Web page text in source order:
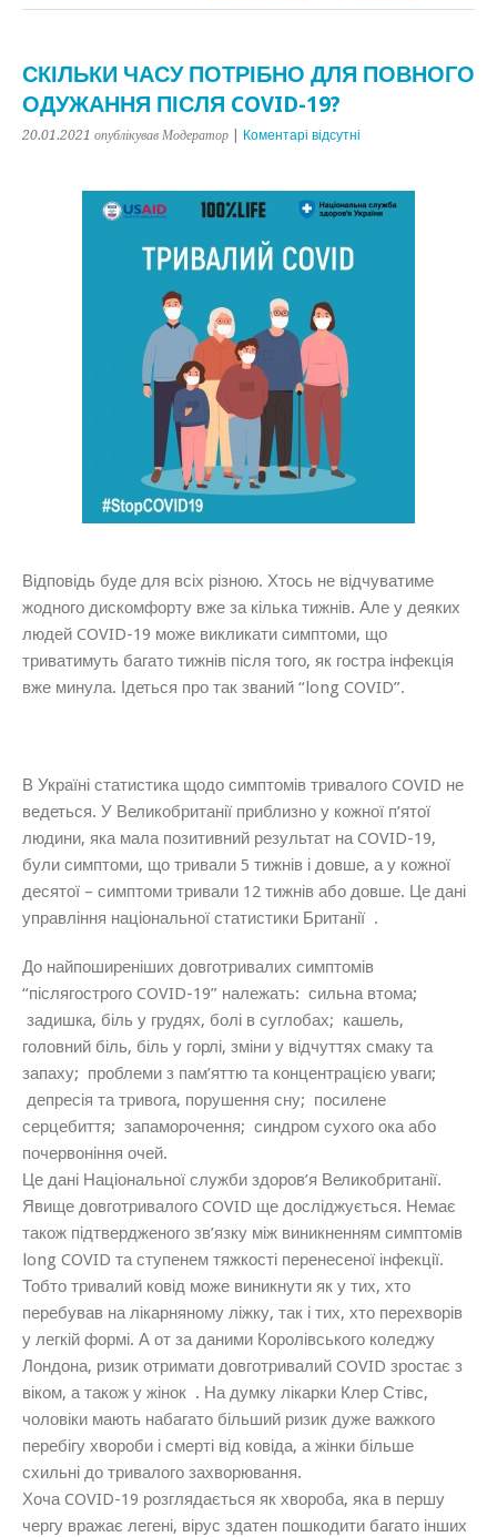
СКІЛЬКИ ЧАСУ ПОТРІБНО ДЛЯ ПОВНОГО
ОДУЖАННЯ ПІСЛЯ COVID-19?
20.01.2021 опублікував Модератор Коментарі відсутні
Відповідь буде для всіх різною. Хтось не відчуватиме
жодного дискомфорту вже за кілька тижнів. Але у деяких
людей COVID-19 може викликати симптоми, що
триватимуть багато тижнів після того, як гостра інфекція
вже минула. Ідеться про так званий “long COVID”.
В Україні статистика щодо симптомів тривалого COVID не
ведеться. У Великобританії приблизно у кожної п’ятої
людини, яка мала позитивний результат на COVID-19,
були симптоми, що тривали 5 тижнів і довше, а у кожної
десятої – симптоми тривали 12 тижнів або довше. Це дані
управління національної статистики Британії .
До найпоширеніших довготривалих симптомів
“післягострого COVID-19” належать: сильна втома;
задишка, біль у грудях, болі в суглобах; кашель,
головний біль, біль у горлі, зміни у відчуттях смаку та
запаху; проблеми з пам’яттю та концентрацією уваги;
депресія та тривога, порушення сну; посилене
серцебиття; запаморочення; синдром сухого ока або
почервоніння очей.
Це дані Національної служби здоров’я Великобританії.
Явище довготривалого COVID ще досліджується. Немає
також підтвердженого зв’язку між виникненням симптомів
long COVID та ступенем тяжкості перенесеної інфекції.
Тобто тривалий ковід може виникнути як у тих, хто
перебував на лікарняному ліжку, так і тих, хто перехворів
у легкій формі. А от за даними Королівського коледжу
Лондона, ризик отримати довготривалий COVID зростає з
віком, а також у жінок . На думку лікарки Клер Стівс,
чоловіки мають набагато більший ризик дуже важкого
перебігу хвороби і смерті від ковіда, а жінки більше
схильні до тривалого захворювання.
Хоча COVID-19 розглядається як хвороба, яка в першу
чергу вражає легені, вірус здатен пошкодити багато інших